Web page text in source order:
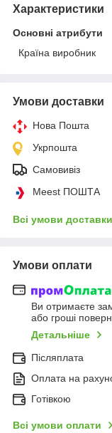
Характеристики
Основні атрибути
Країна виробник
Умови доставки
Нова Пошта
Укрпошта
Самовивіз
Meest ПОШТА
Всі умови доставки
Умови оплати
Ви отримаєте
або гроші
Детальніше
Післяплата
Оплата на
Готівкою
Всі умови оплати